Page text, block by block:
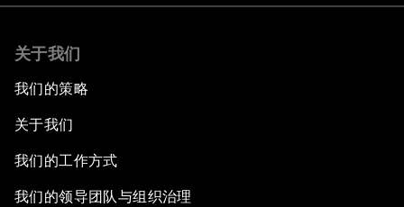
关于我们
我们的策略
关于我们
我们的工作方式
我们的领导团队与组织治理